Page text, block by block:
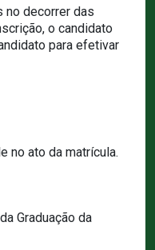
no decorrer das
o candidato
para efetivar
no ato da matrícula.
Graduação da